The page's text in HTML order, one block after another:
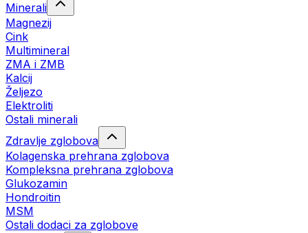
Minerali
Magnezij
Cink
Multimineral
ZMA i ZMB
Kalcij
Željezo
Elektroliti
Ostali minerali
Zdravlje zglobova
Kolagenska prehrana zglobova
Kompleksna prehrana zglobova
Glukozamin
Hondroitin
MSM
Ostali dodaci za zglobove